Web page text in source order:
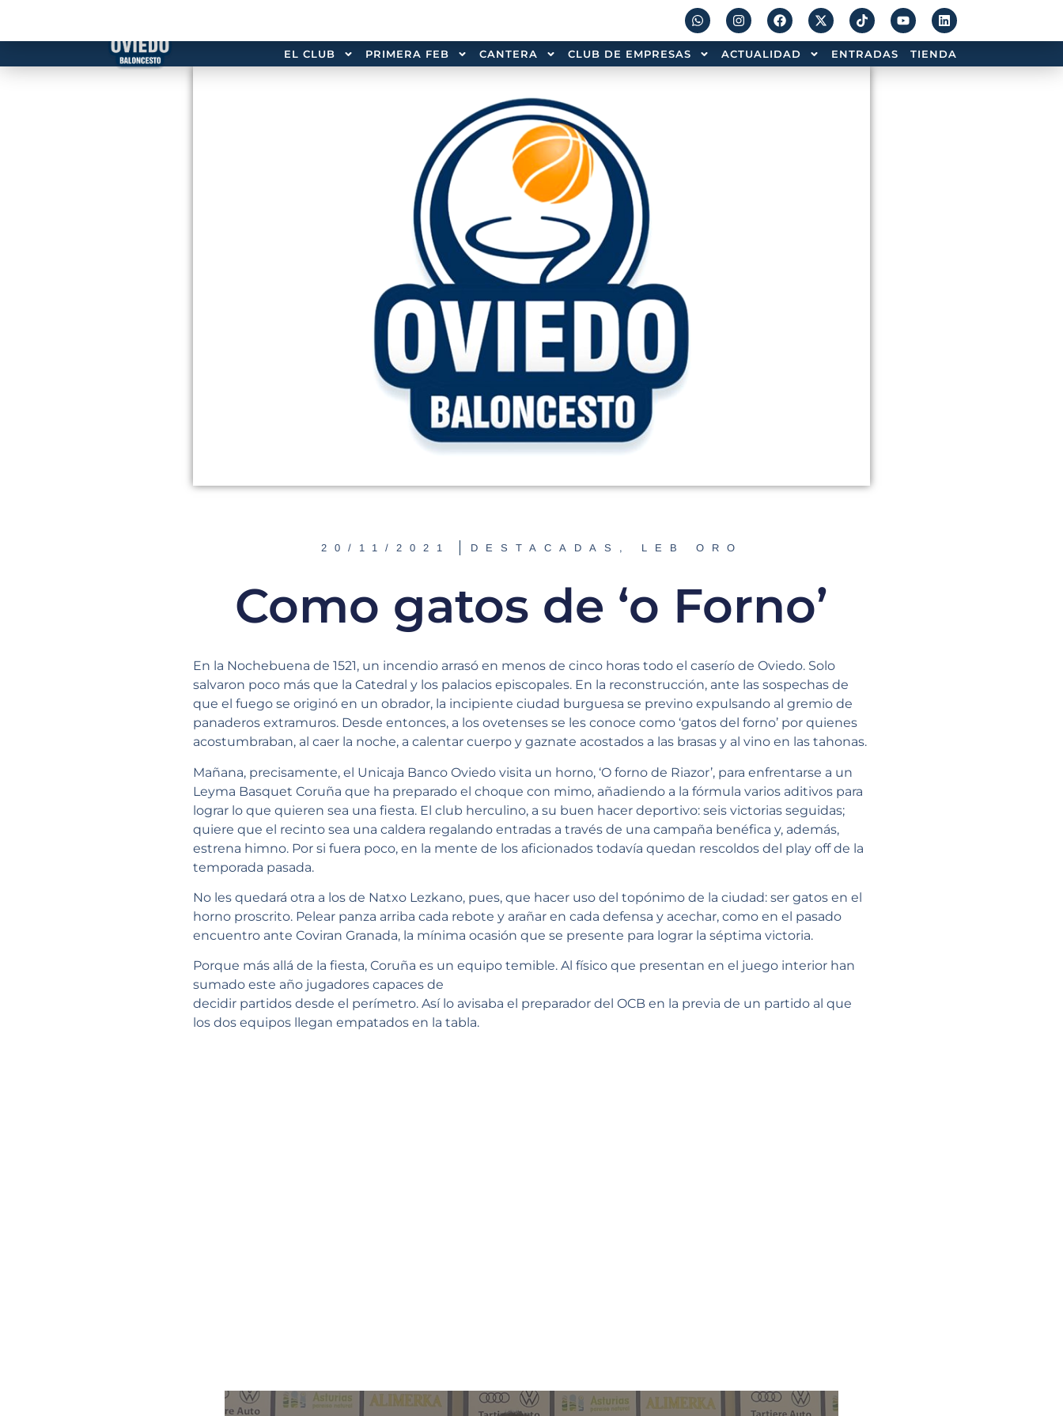
EL CLUB PRIMERA FEB CANTERA CLUB DE EMPRESAS ACTUALIDAD ENTRADAS TIENDA
20/11/2021 DESTACADAS , LEB ORO
Como gatos de ‘o Forno’
En la Nochebuena de 1521, un incendio arrasó en menos de cinco horas todo el caserío de Oviedo. Solo
salvaron poco más que la Catedral y los palacios episcopales. En la reconstrucción, ante las sospechas de
que el fuego se originó en un obrador, la incipiente ciudad burguesa se previno expulsando al gremio de
panaderos extramuros. Desde entonces, a los ovetenses se les conoce como ‘gatos del forno’ por quienes
acostumbraban, al caer la noche, a calentar cuerpo y gaznate acostados a las brasas y al vino en las tahonas.
Mañana, precisamente, el Unicaja Banco Oviedo visita un horno, ‘O forno de Riazor’, para enfrentarse a un
Leyma Basquet Coruña que ha preparado el choque con mimo, añadiendo a la fórmula varios aditivos para
lograr lo que quieren sea una fiesta. El club herculino, a su buen hacer deportivo: seis victorias seguidas;
quiere que el recinto sea una caldera regalando entradas a través de una campaña benéfica y, además,
estrena himno. Por si fuera poco, en la mente de los aficionados todavía quedan rescoldos del play off de la
temporada pasada.
No les quedará otra a los de Natxo Lezkano, pues, que hacer uso del topónimo de la ciudad: ser gatos en el
horno proscrito. Pelear panza arriba cada rebote y arañar en cada defensa y acechar, como en el pasado
encuentro ante Coviran Granada, la mínima ocasión que se presente para lograr la séptima victoria.
Porque más allá de la fiesta, Coruña es un equipo temible. Al físico que presentan en el juego interior han
sumado este año jugadores capaces de
decidir partidos desde el perímetro. Así lo avisaba el preparador del OCB en la previa de un partido al que
los dos equipos llegan empatados en la tabla.